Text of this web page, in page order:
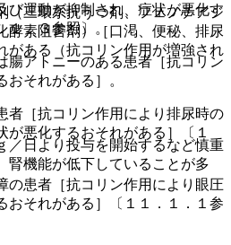
（三環系抗うつ剤、フェノチアジ
酵素阻害剤）［口渇、便秘、排尿
がある（抗コリン作用が増強され
／日より投与を開始するなど慎重
腎機能が低下していることが多
び運動が抑制され、症状が悪化す
１．３参照〕。
アトニーのある患者［抗コリン
それがある］。
［抗コリン作用により排尿時の
が悪化するおそれがある］〔１
患者［抗コリン作用により眼圧
おそれがある］〔１１．１．１参